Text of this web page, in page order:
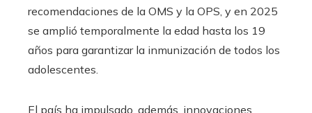
recomendaciones de la OMS y la OPS, y en 2025
se amplió temporalmente la edad hasta los 19
años para garantizar la inmunización de todos los
adolescentes.
El país ha impulsado, además, innovaciones